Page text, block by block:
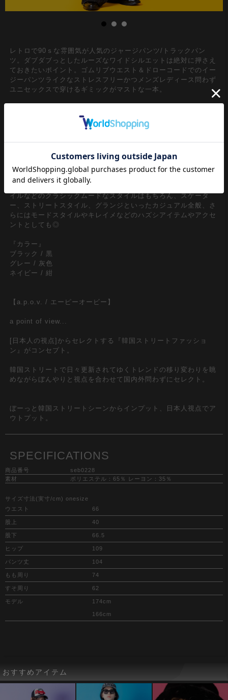
レトロで90ｓな雰囲気が人気のジャージパンツ/トラックパン
ツ。ダブダブっとしたルーズなワイドシルエットは絶対に押さえ
ておきたいポイント。ゴムリブウエスト＆ドローコードでのイー
ジーパンツライクなストレスフリーかつメンズレディース問わず
ユニセックスで穿けるギミックがマストな一本。
ックスするタイトピッチのピンストライプ柄のポリジャージー×
ストリートライクなマークデザインをフェルト刺繍ワッペンに落
を引いたレトロながらどこか無機質なモードニュアンスをしっか
りとキープしたアクセントも好ポイントな主役の一本。韓国スト
リートファッションの『今』を映し出すようなデザインスタイル
は、90ｓ/Y2Kスタイル、古着ミックス、アメカジやワークスタ
イルなどのクラシックムードなスタイルはもちろん、スケータ
ー、ストリートスタイル、グランジといったカジュアル全般、さ
らにはモードスタイルやキレイメなどのハズシアイテムやアクセ
ントとしても◎
『カラー』
ブラック / 黒
グレー / 灰色
ネイビー / 紺
【a.p.o.v. / エーピーオービー】
a point of view...
[日本人の視点]からセレクトする『韓国ストリートファッショ
ン』がコンセプト。
韓国ストリートで日々更新されてゆくトレンドの移り変わりを眺
めながらぼんやりと視点を合わせて国内外問わずにセレクト。
ぼーっと韓国ストリートシーンからインプット、日本人視点でア
ウトプット。
SPECIFICATIONS
商品番号
seb0228
素材
ポリエステル：65％ レーヨン：35％
サイズ寸法(実寸/cm) onesize
ウエスト
66
股上 40
股下 66.5
ヒップ 109
パンツ丈 104
もも周り 74
すそ周り 62
モデル 174cm
166cm
おすすめアイテム